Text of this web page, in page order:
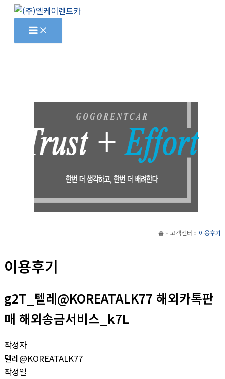
홈 고객센터 이용후기
이용후기
g2T_텔레@KOREATALK77 해외카톡판
매 해외송금서비스_k7L
작성자
텔레@KOREATALK77
작성일